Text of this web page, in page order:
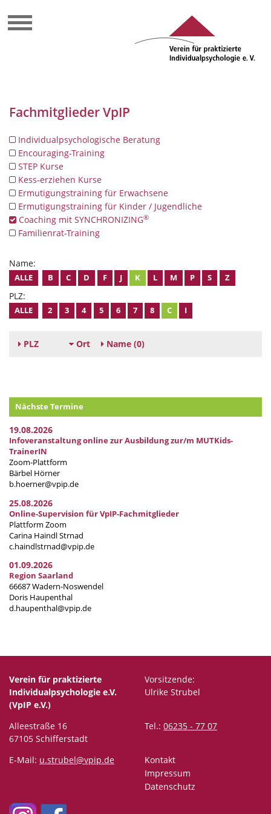
Fachmitglieder VpIP
Individualpsychologische Beratung
Encouraging-Training
STEP Kurse
Kess-erziehen Kurse
Ermutigungstraining für Erwachsene
Ermutigungstraining für Kinder / Jugendliche
Coaching mit SYNCHRONIZING®
Familienrat-Training
Name:
ALLE B C D F J K L M P S Z
PLZ:
ALLE 2 3 4 5 6 7 8 C I
PLZ Ort Name (0)
Nächste Termine
19.08.2026
Infoveranstaltung online zur Ausbildung zur/m MUTKids-
TrainerIN
Zoom-Plattform
Bärbel Hörner
b.hoerner@vpip.de
25.08.2026
Online-Supervision für VpIP-Fachmitglieder
Plattform Zoom
Carina Haindl Strnad
c.haindlstrnad@vpip.de
01.09.2026
Region Saarland
66687 Wadern-Noswendel
Doris Haupenthal
d.haupenthal@vpip.de
Verein für praktizierte
Individualpsychologie e.V.
(VpIP e.V.)
Vorsitzende:
Ulrike Strubel
Alleestraße 16
67105 Schifferstadt
Tel.: 06235 - 77 07
E-Mail: u.strubel@vpip.de
Kontakt
Impressum
Datenschutz